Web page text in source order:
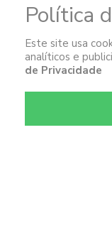
© 2023 Garcia . Todos
Política
Este site usa
analíticos e
de Privacidade